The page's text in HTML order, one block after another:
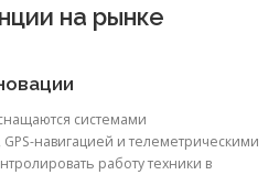
на рынке
системами
навигацией и телеметрическими
работу техники в